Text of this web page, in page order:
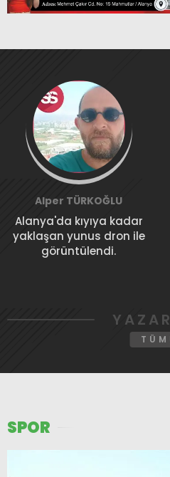
Alper TÜRKOĞLU
Alanya'da kıyıya kadar
yaklaşan yunus dron ile
görüntülendi.
SPOR